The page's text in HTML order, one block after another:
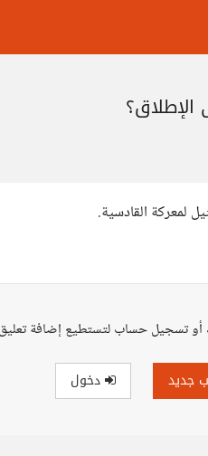
لمعركة القادسية.
تسجيل حساب لتستطيع إضافة تعليق
جديد دخول